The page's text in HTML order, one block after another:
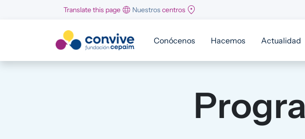
Pasar al contenido principal
Translate this page Nuestroscentros
Conócenos Hacemos Actualidad